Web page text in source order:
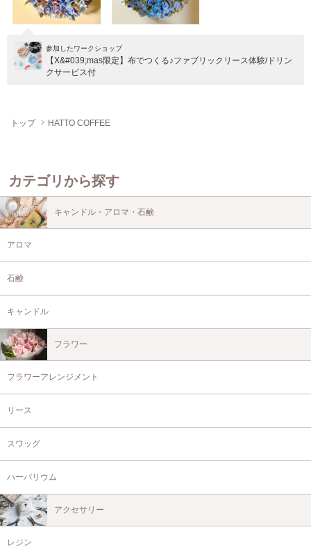
参加したワークショップ
【X&#039;mas限定】布でつくる♪ファブリックリース体験/ドリン
クサービス付
トップ HATTO COFFEE
カテゴリから探す
キャンドル・アロマ・石鹸
アロマ
石鹸
キャンドル
フラワー
フラワーアレンジメント
リース
スワッグ
ハーバリウム
アクセサリー
レジン